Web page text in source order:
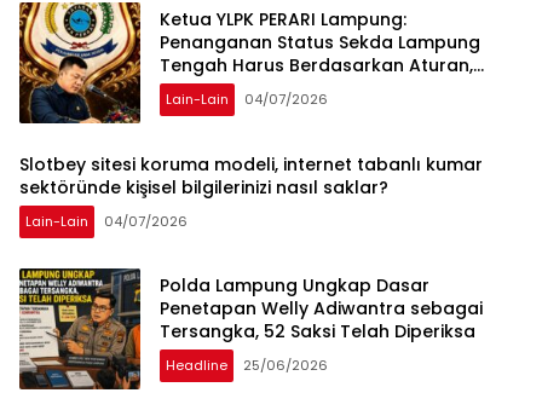
Ketua YLPK PERARI Lampung:
Penanganan Status Sekda Lampung
Tengah Harus Berdasarkan Aturan,
Bukan Tekanan Opini
Lain-Lain 04/07/2026
Slotbey sitesi koruma modeli, internet tabanlı kumar
sektöründe kişisel bilgilerinizi nasıl saklar?
Lain-Lain 04/07/2026
Polda Lampung Ungkap Dasar
Penetapan Welly Adiwantra sebagai
Tersangka, 52 Saksi Telah Diperiksa
Headline 25/06/2026